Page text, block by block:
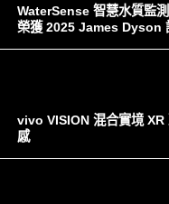
WaterSense 智慧水質監
榮獲 2025 James Dyson
vivo VISION 混合實境 XR
感